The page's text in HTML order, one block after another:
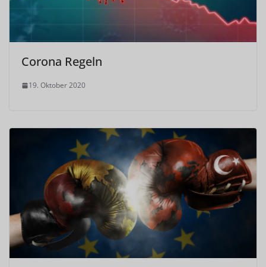
Corona Regeln
19. Oktober 2020